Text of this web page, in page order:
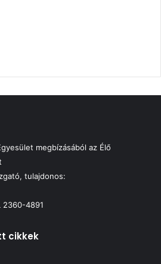
megbízásából az Élő
tulajdonos:
2360-4891
cikkek